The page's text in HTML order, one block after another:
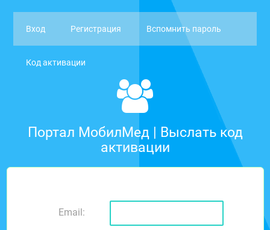
Вход Регистрация Вспомнить пароль
Код активации
Портал МобилМед | Выслать код
активации
Email: